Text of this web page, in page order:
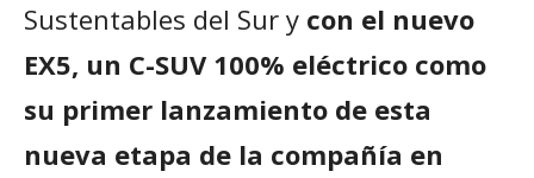
Sustentables del Sur y con el nuevo
EX5, un C-SUV 100% eléctrico como
su primer lanzamiento de esta
nueva etapa de la compañía en